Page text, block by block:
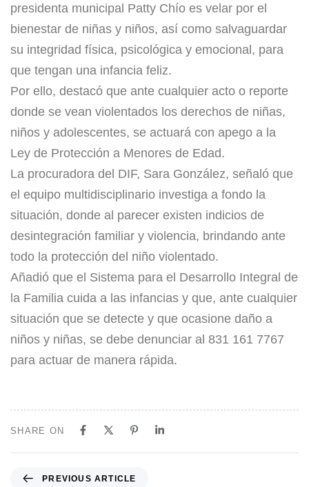
presidenta municipal Patty Chío es velar por el
bienestar de niñas y niños, así como salvaguardar
su integridad física, psicológica y emocional, para
que tengan una infancia feliz.
Por ello, destacó que ante cualquier acto o reporte
donde se vean violentados los derechos de niñas,
niños y adolescentes, se actuará con apego a la
Ley de Protección a Menores de Edad.
La procuradora del DIF, Sara González, señaló que
el equipo multidisciplinario investiga a fondo la
situación, donde al parecer existen indicios de
desintegración familiar y violencia, brindando ante
todo la protección del niño violentado.
Añadió que el Sistema para el Desarrollo Integral de
la Familia cuida a las infancias y que, ante cualquier
situación que se detecte y que ocasione daño a
niños y niñas, se debe denunciar al 831 161 7767
para actuar de manera rápida.
SHARE ON
PREVIOUS ARTICLE